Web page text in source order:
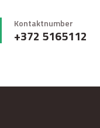
Kontaktnumber
+372 5165112